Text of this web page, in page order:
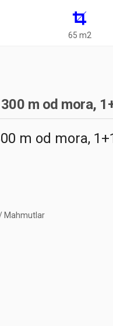
65 m2
m od mora,
m od mora,
Mahmutlar